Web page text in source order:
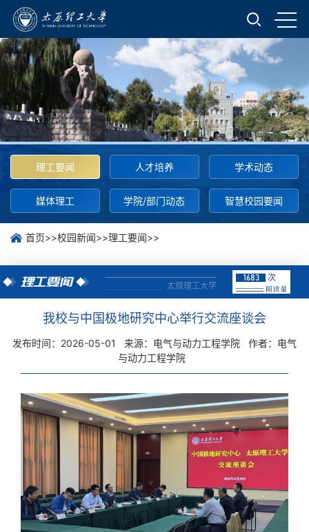
理工要闻 人才培养 学术动态
媒体理工 学院/部门动态 智慧校园要闻
首页>>校园新闻>>理工要闻>>
理工要闻 太原理工大学
1683 次
我校与中国极地研究中心举行交流座谈会
发布时间：2026-05-01 来源：电气与动力工程学院
作者：电气
与动力工程学院